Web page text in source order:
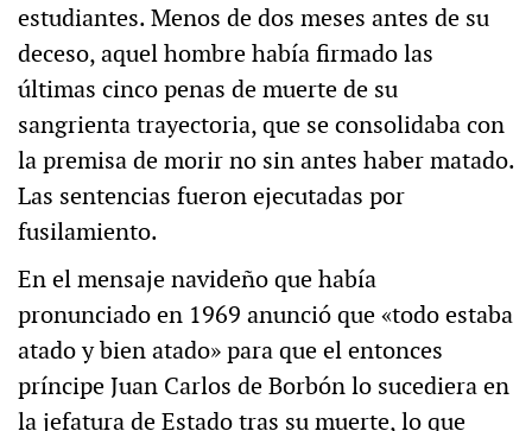
estudiantes. Menos de dos meses antes de su
deceso, aquel hombre había firmado las
últimas cinco penas de muerte de su
sangrienta trayectoria, que se consolidaba con
la premisa de morir no sin antes haber matado.
Las sentencias fueron ejecutadas por
fusilamiento.
En el mensaje navideño que había
pronunciado en 1969 anunció que «todo estaba
atado y bien atado» para que el entonces
príncipe Juan Carlos de Borbón lo sucediera en
la jefatura de Estado tras su muerte, lo que